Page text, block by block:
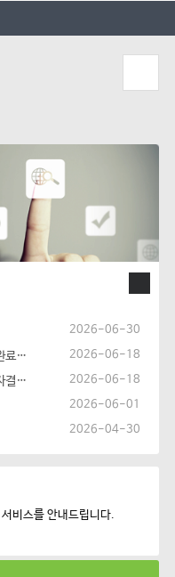
2026-06-30
교내 전용회선 인터넷 품질 개선 사업 완료 안내 2026-06-18
정보통신원 정보화 사업(홈페이지·전자결재) 안내 2026-06-18
2026-06-01
2026-04-30
서비스를 안내드립니다.